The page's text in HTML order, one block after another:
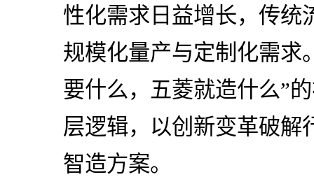
性化需求日益增长，传统
规模化量产与定制化需求
要什么，五菱就造什么”
层逻辑，以创新变革破解
智造方案。